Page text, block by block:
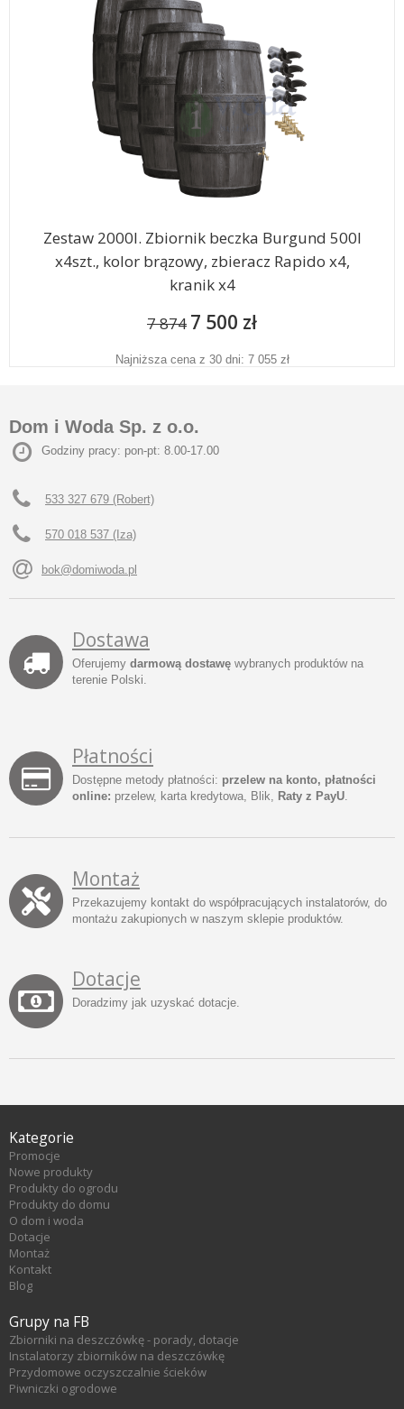
Zestaw 2000l. Zbiornik beczka Burgund 500l
x4szt., kolor brązowy, zbieracz Rapido x4,
kranik x4
7 874 7 500 zł
Najniższa cena z 30 dni: 7 055 zł
Dom i Woda Sp. z o.o.
Godziny pracy: pon-pt: 8.00-17.00
533 327 679 (Robert)
570 018 537 (Iza)
bok@domiwoda.pl
Dostawa
Oferujemy darmową dostawę wybranych produktów na
terenie Polski.
Płatności
Dostępne metody płatności: przelew na konto, płatności
online: przelew, karta kredytowa, Blik, Raty z PayU
Montaż
Przekazujemy kontakt do współpracujących instalatorów, do
montażu zakupionych w naszym sklepie produktów.
Dotacje
Doradzimy jak uzyskać dotacje.
Kategorie
Promocje
Nowe produkty
Produkty do ogrodu
Produkty do domu
O dom i woda
Dotacje
Montaż
Kontakt
Blog
Grupy na FB
Zbiorniki na deszczówkę - porady, dotacje
Instalatorzy zbiorników na deszczówkę
Przydomowe oczyszczalnie ścieków
Piwniczki ogrodowe